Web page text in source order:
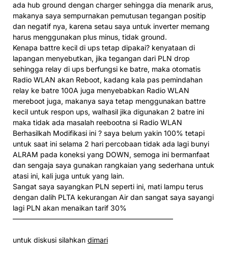
ada hub ground dengan charger sehingga dia menarik arus,
makanya saya sempurnakan pemutusan tegangan positip
dan negatif nya, karena setau saya untuk inverter memang
harus menggunakan plus minus, tidak ground.
Kenapa battre kecil di ups tetap dipakai? kenyataan di
lapangan menyebutkan, jika tegangan dari PLN drop
sehingga relay di ups berfungsi ke batre, maka otomatis
Radio WLAN akan Reboot, kadang kala pas pemindahan
relay ke batre 100A juga menyebabkan Radio WLAN
mereboot juga, makanya saya tetap menggunakan battre
kecil untuk respon ups, walhasil jika digunakan 2 batre ini
maka tidak ada masalah reebootna si Radio WLAN
Berhasilkah Modifikasi ini ? saya belum yakin 100% tetapi
untuk saat ini selama 2 hari percobaan tidak ada lagi bunyi
ALRAM pada koneksi yang DOWN, semoga ini bermanfaat
dan sengaja saya gunakan rangkaian yang sederhana untuk
atasi ini, kali juga untuk yang lain.
Sangat saya sayangkan PLN seperti ini, mati lampu terus
dengan dalih PLTA kekurangan Air dan sangat saya sayangi
lagi PLN akan menaikan tarif 30%
——————————————————————–
untuk diskusi silahkan dimari